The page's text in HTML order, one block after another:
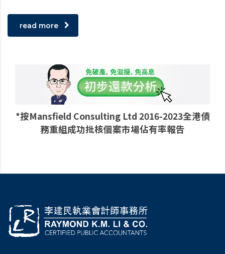
read more
*按Mansfield Consulting Ltd 2016-2023全港債
務重組成功批核個案市場佔有率報告